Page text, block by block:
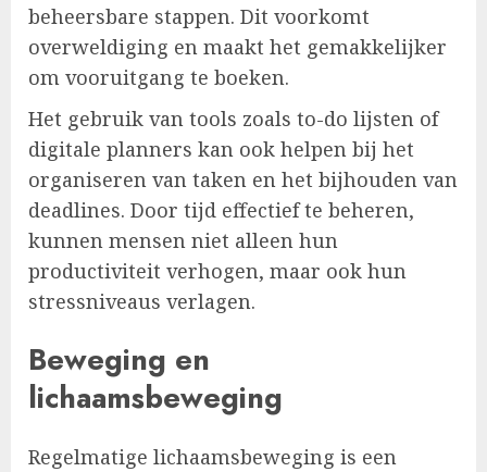
beheersbare stappen. Dit voorkomt
overweldiging en maakt het gemakkelijker
om vooruitgang te boeken.
Het gebruik van tools zoals to-do lijsten of
digitale planners kan ook helpen bij het
organiseren van taken en het bijhouden van
deadlines. Door tijd effectief te beheren,
kunnen mensen niet alleen hun
productiviteit verhogen, maar ook hun
stressniveaus verlagen.
Beweging en
lichaamsbeweging
Regelmatige lichaamsbeweging is een